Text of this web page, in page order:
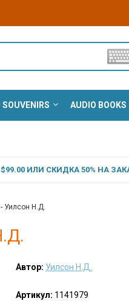
AUDIO BOOKS
ИЛИ СКИДКА 50% НА
Уилсон Н.Д.
Автор: Уилсон Н.Д.
Артикул: 1141979